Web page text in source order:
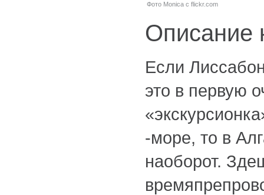
Фото Monica с flickr.com
Описание
Если
это в первую
-море, то в
наоборот.